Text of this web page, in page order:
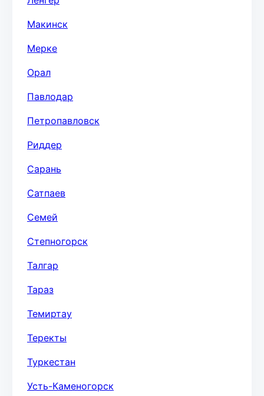
Макинск
Мерке
Орал
Павлодар
Петропавловск
Риддер
Сарань
Сатпаев
Семей
Степногорск
Талгар
Тараз
Темиртау
Теректы
Туркестан
Усть-Каменогорск